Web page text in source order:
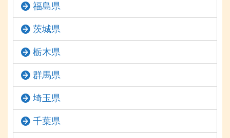
福島県
茨城県
栃木県
群馬県
埼玉県
千葉県